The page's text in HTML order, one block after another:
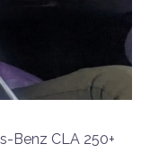
Benz CLA 250+